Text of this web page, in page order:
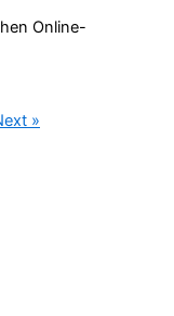
Online-
»